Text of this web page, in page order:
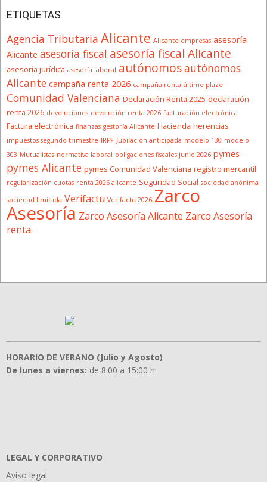
ETIQUETAS
Agencia Tributaria Alicante Alicante empresas asesoría
Alicante asesoría fiscal asesoría fiscal Alicante
asesoría jurídica asesoría laboral autónomosautónomos
Alicante campaña renta 2026 campaña renta último plazo
Comunidad Valenciana Declaración Renta 2025 declaración
renta 2026 devoluciones devolución renta 2026 facturación electrónica
Factura electrónica finanzas gestoría Alicante Hacienda herencias
impuestos segundo trimestre IRPF Jubilación anticipada modelo 130 modelo
303 Mutualistas normativa laboral obligaciones fiscales junio 2026 pymes
pymes Alicante pymes Comunidad Valenciana registro mercantil
regularización cuotas renta 2026 alicante Seguridad Social sociedad anónima
sociedad limitada Verifactu Verifactu 2026 Zarco
Asesoría Zarco Asesoría Alicante Zarco Asesoría
renta
HORARIO DE VERANO (Julio y Agosto)
De lunes a viernes: de 8:00 a 15:00 h.
LEGAL Y CORPORATIVO
Aviso legal